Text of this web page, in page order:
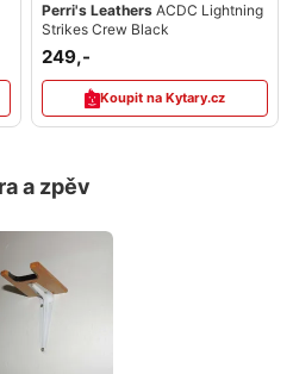
Perri's Leathers ACDC Lightning
Strikes Crew Black
249,-
Koupit na Kytary.cz
a zpěv